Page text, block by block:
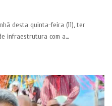
desta quinta-feira (11), ter
infraestrutura com a…